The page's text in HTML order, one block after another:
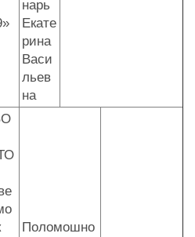
нарь
Екате
рина
Васи
льев
на
Поломошно